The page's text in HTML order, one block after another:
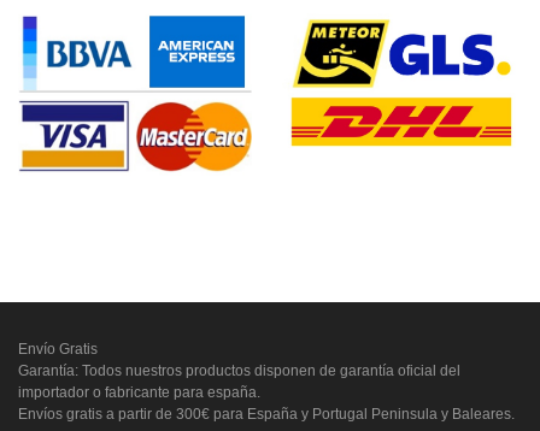
Envío Gratis
Garantía: Todos nuestros productos disponen de garantía oficial del
importador o fabricante para españa.
Envíos gratis a partir de 300€ para España y Portugal Peninsula y Baleares.